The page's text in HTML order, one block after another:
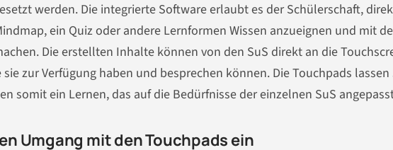
werden. Die integrierte Software erlaubt es der Schülerschaft,
ein Quiz oder andere Lernformen Wissen anzueignen und mit
Die erstellten Inhalte können von den SuS direkt an die
zur Verfügung haben und besprechen können. Die Touchpads lassen
somit ein Lernen, das auf die Bedürfnisse der einzelnen SuS
Umgang mit den Touchpads ein